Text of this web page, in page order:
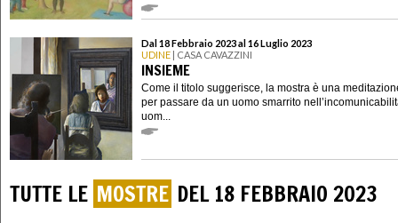
Dal 18 Febbraio 2023 al 16 Luglio 2023
UDINE | CASA CAVAZZINI
INSIEME
Come il titolo suggerisce, la mostra è una
per passare da un uomo smarrito
uom...
TUTTE LE MOSTRE DEL 18 FEBBRAIO 2023